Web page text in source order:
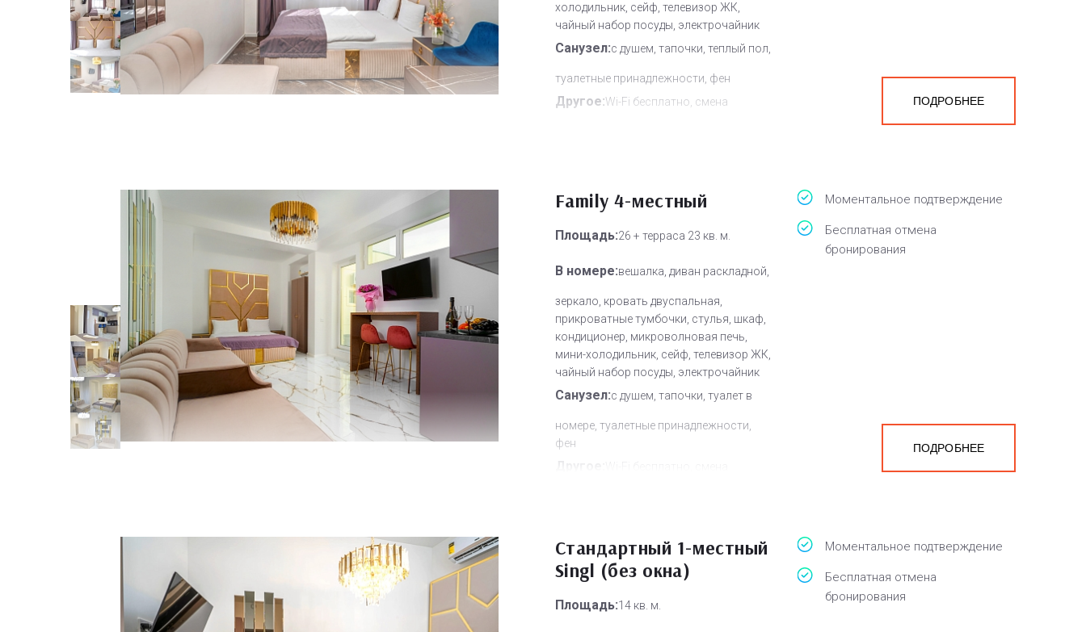
холодильник, сейф, телевизор ЖК,
чайный набор посуды, электрочайник
Санузел:с душем, тапочки, теплый пол,
туалетные принадлежности, фен
Другое:Wi-Fi бесплатно, смена ПОДРОБНЕЕ
Family 4-местный
Площадь:26 + терраса 23 кв. м.
В номере:вешалка, диван раскладной,
зеркало, кровать двуспальная,
прикроватные тумбочки, стулья, шкаф,
кондиционер, микроволновая печь,
мини-холодильник, сейф, телевизор ЖК,
чайный набор посуды, электрочайник
Санузел:с душем, тапочки, туалет в
номере, туалетные принадлежности,
фен
Дополнительное место:
Моментальное подтверждение
Бесплатная отмена
бронирования
ПОДРОБНЕЕ
Стандартный 1-местный
Singl (без окна)
Площадь:14 кв. м.
Моментальное подтверждение
Бесплатная отмена
бронирования